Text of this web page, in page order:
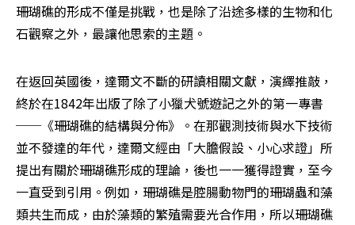
珊瑚礁的形成不僅是挑戰，也是除了沿途多樣的生物和化
石觀察之外，最讓他思索的主題。
在返回英國後，達爾文不斷的研讀相關文獻，演繹推敲，
終於在1842年出版了除了小獵犬號遊記之外的第一專書
──《珊瑚礁的結構與分佈》。在那觀測技術與水下技術
並不發達的年代，達爾文經由「大膽假設、小心求證」所
提出有關於珊瑚礁形成的理論，後也一一獲得證實，至今
一直受到引用。例如，珊瑚礁是腔腸動物門的珊瑚蟲和藻
類共生而成，由於藻類的繁殖需要光合作用，所以珊瑚礁